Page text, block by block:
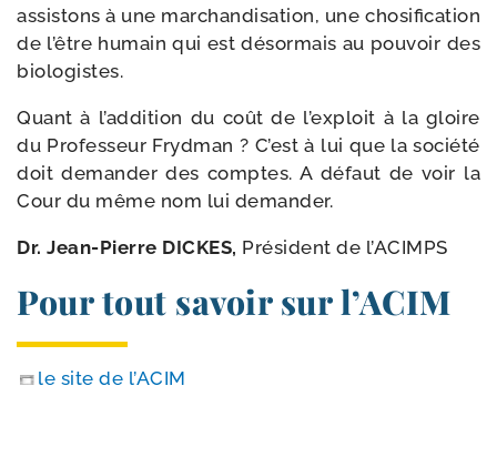
assis­tons à une mar­chan­di­sa­tion, une cho­si­fi­ca­tion
de l’être humain qui est désor­mais au pou­voir des
biologistes.
Quant à l’ad­di­tion du coût de l’ex­ploit à la gloire
du Professeur Frydman ? C’est à lui que la socié­té
doit deman­der des comptes. A défaut de voir la
Cour du même nom lui demander.
Dr. Jean-​Pierre DICKES, Président de l’ACIMPS
Pour tout savoir sur l’ACIM
le site de l’ACIM